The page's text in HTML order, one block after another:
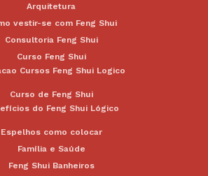
Arquitetura
vestir-se com Feng Shui
Consultoria Feng Shui
Curso Feng Shui
Cursos Feng Shui Logico
Curso de Feng Shui
do Feng Shui Lógico
Espelhos como colocar
Família e Saúde
Feng Shui Banheiros